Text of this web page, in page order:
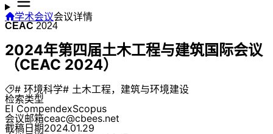
学术会议会议详情
CEAC 2024
2024年第四届土木工程与建筑国际会议
（CEAC 2024）
# 环境科学# 土木工程，建筑与环境建设
检索类型
EI CompendexScopus
会议邮箱ceac@cbees.net
截稿日期2024.01.29